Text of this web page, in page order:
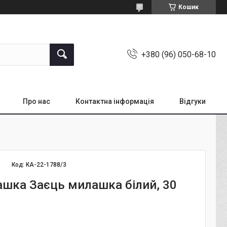
Кошик
+380 (96) 050-68-10
Про нас Контактна інформація Відгуки
Код: KA-22-1788/3
Заєць милашка білий, 30